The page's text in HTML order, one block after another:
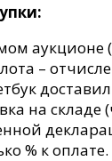
аукционе
–
на
% к оплате.